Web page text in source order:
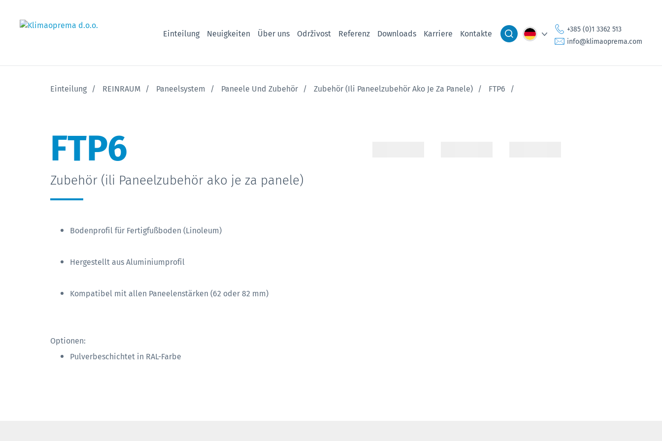
Einteilung Neuigkeiten Über uns Održivost Referenz Downloads Karriere Kontakte
+385 (0)1 3362 513
info@klimaoprema.com
Einteilung REINRAUM Paneelsystem Paneele Und Zubehör Zubehör (ili Paneelzubehör Ako Je Za Panele) FTP6
FTP6
Zubehör (ili Paneelzubehör ako je za panele)
Bodenprofil für Fertigfußboden (Linoleum)
Hergestellt aus Aluminiumprofil
Kompatibel mit allen Paneelenstärken (62 oder 82 mm)
Optionen:
Pulverbeschichtet in RAL-Farbe